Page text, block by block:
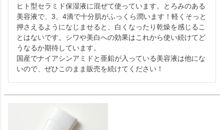
ヒト型セラミド保湿液に混ぜて使っています。とろみのある
美容液で、3、4滴で十分肌がふっくら潤います！軽くそっと
押さえるようになじませると、白くなったり乾燥を感じるこ
とはないです。シワや美白への効果はこれから使い続けてど
うなるか期待しています。
国産でナイアシンアミドと亜鉛が入っている美容液は他にな
いので、ぜひこのまま販売を続けてください！